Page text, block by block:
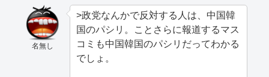
名無し
>政党なんかで反対する人は、中国韓
国のパシリ。ことさらに報道するマス
コミも中国韓国のパシリだってわかる
でしょ。